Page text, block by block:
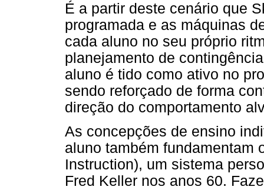
É a partir deste cenário que
programada e as máquinas
cada aluno no seu próprio
planejamento de
aluno é tido como ativo no
sendo reforçado de forma
direção do comportamento
As concepções de ensino
aluno também fundamentam
Instruction), um sistema
Fred Keller nos anos 60.